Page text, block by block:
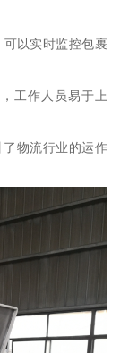
以实时监控包裹
工作人员易于上
物流行业的运作